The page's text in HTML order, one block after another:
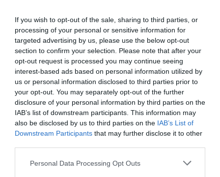
If you wish to opt-out of the sale, sharing to third parties, or
processing of your personal or sensitive information for
targeted advertising by us, please use the below opt-out
section to confirm your selection. Please note that after your
opt-out request is processed you may continue seeing
interest-based ads based on personal information utilized by
us or personal information disclosed to third parties prior to
your opt-out. You may separately opt-out of the further
disclosure of your personal information by third parties on the
IAB’s list of downstream participants. This information may
also be disclosed by us to third parties on the IAB’s List of
Downstream Participants that may further disclose it to other
Personal Data Processing Opt Outs
Ημερομηνία:
Από: 16/06/2026 Εως:
26/06/2026
Δευτέρα έως Παρασκευή: 08:30–09:00 (Προσέλευση) &
14:30–15:00 (Αποχώρηση)
Τοποθεσία:
Μουσείο Μακεδονικού Αγώνα, Προξένου Κορομηλά
23, Θεσσαλονίκη
Eισιτήρια:
παιδί